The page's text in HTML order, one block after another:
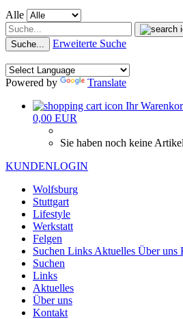
Alle
Suche... Erweiterte Suche
Powered by
Translate
Ihr
0,00 EUR
Sie haben noch keine
KUNDENLOGIN
Wolfsburg
Stuttgart
Lifestyle
Werkstatt
Felgen
Suchen Links Aktuelles Über uns
Suchen
Links
Aktuelles
Über uns
Kontakt